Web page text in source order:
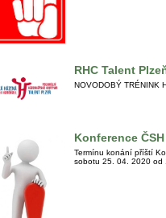
RHC Talent
NOVODOBÝ TRÉNINK
Konference
Termínu konání příští
sobotu 25. 04. 2020 od